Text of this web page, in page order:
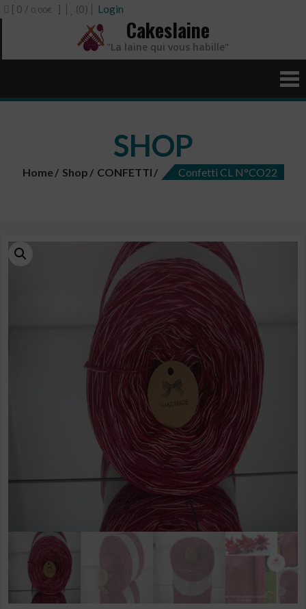
[ 0 / 0,00€ ] (0) Login
Cakeslaine
"La laine qui vous habille"
SHOP
Home Shop CONFETTI Confetti CL N°CO22